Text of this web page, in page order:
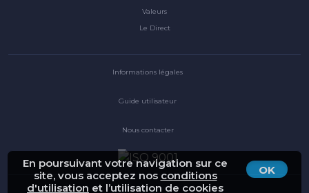
OK
En poursuivant votre navigation sur ce
site, vous acceptez nos conditions
d'utilisation et l’utilisation de cookies
Valeurs
Le Direct
Informations légales
Guide utilisateur
Nous contacter